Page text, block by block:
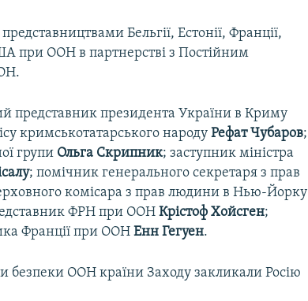
Бельгії, Естонії, Франції,
при ООН в партнерстві з Постійним
представник президента України в Криму
кримськотатарського народуРефат Чубаров;
групи Ольга Скрипник; заступник міністра
; помічник генерального секретаря з прав
комісара з прав людини в Нью-Йорку
ФРН при ООНКрістоф Хойсген;
Франції при ООНЕнн Гегуен.
безпеки ООН країни Заходу закликали Росію